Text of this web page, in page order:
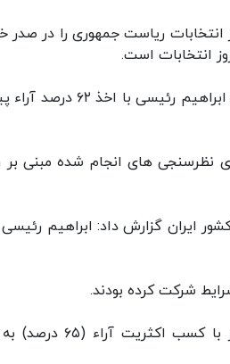
قاطع رئیسی در انتخابات ریاست جمهوری را
انتخابات است.
روزنامه فرانسوی لوفیگارو نوشت: ستاد
روزنامه فرانسوی اوئست فرانس نیز